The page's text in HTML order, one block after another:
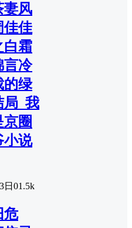
妻风
佳佳
白霜
言冷
的绿
局_我
圈
小说
日 01.5k
危